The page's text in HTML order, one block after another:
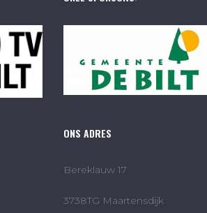
ONS ADRES
Bereklauw 17
3738TG Maartensdijk